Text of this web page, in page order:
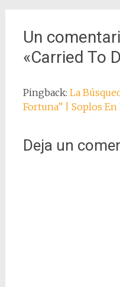
Un
«Carried To
Pingback: La
Fortuna” | Soplos
Deja un